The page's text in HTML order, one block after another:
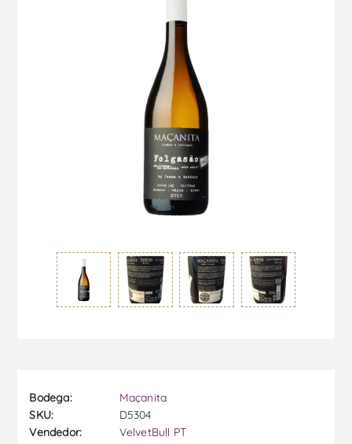
Bodega:
Maçanita
SKU:
D5304
Vendedor:
VelvetBull PT